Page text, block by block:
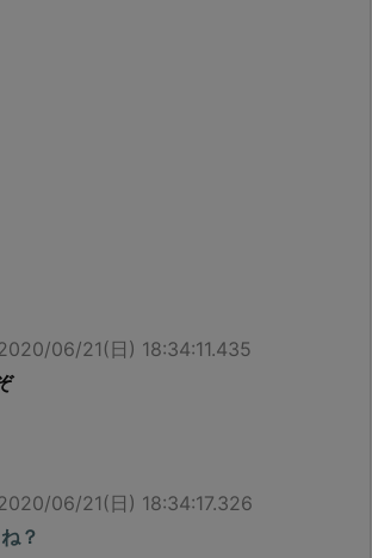
06/21(日) 18:34:11.435
06/21(日) 18:34:17.326
？